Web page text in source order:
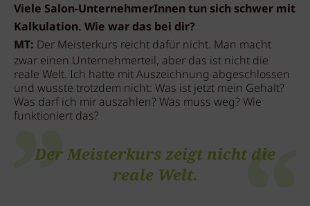
Viele Salon-UnternehmerInnen tun sich schwer mit
Kalkulation. Wie war das bei dir?
MT: Der Meisterkurs reicht dafür nicht. Man macht
zwar einen Unternehmerteil, aber das ist nicht die
reale Welt. Ich hatte mit Auszeichnung abgeschlossen
und wusste trotzdem nicht: Was ist jetzt mein Gehalt?
Was darf ich mir auszahlen? Was muss weg? Wie
funktioniert das?
Der Meisterkurs zeigt nicht die
reale Welt.